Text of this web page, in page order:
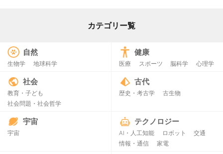
カテゴリー覧
自然
生物学 地球科学
健康
医療 スポーツ 脳科学 心理学
社会
教育・子ども
社会問題・社会哲学
古代
歴史・考古学 古生物
宇宙
宇宙
テクノロジー
AI・人工知能 ロボット
交通
情報・通信
家電